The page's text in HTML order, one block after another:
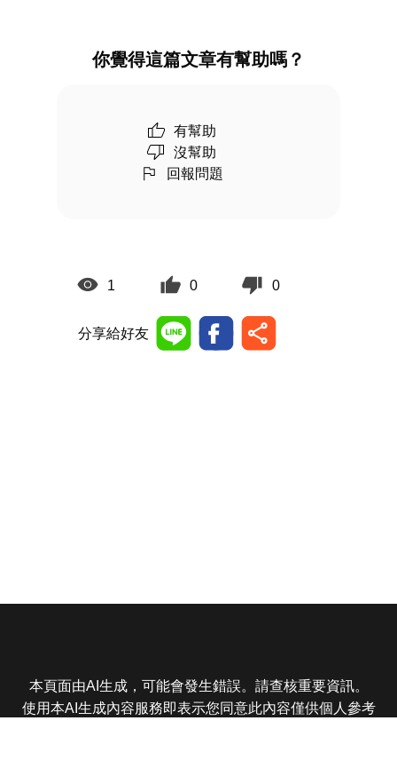
你覺得這篇文章有幫助嗎？
有幫助
沒幫助
回報問題
1 0 0
分享給好友
本頁面由AI生成，可能會發生錯誤。請查核重要資訊。
使用本AI生成內容服務即表示您同意此內容僅供個人參考